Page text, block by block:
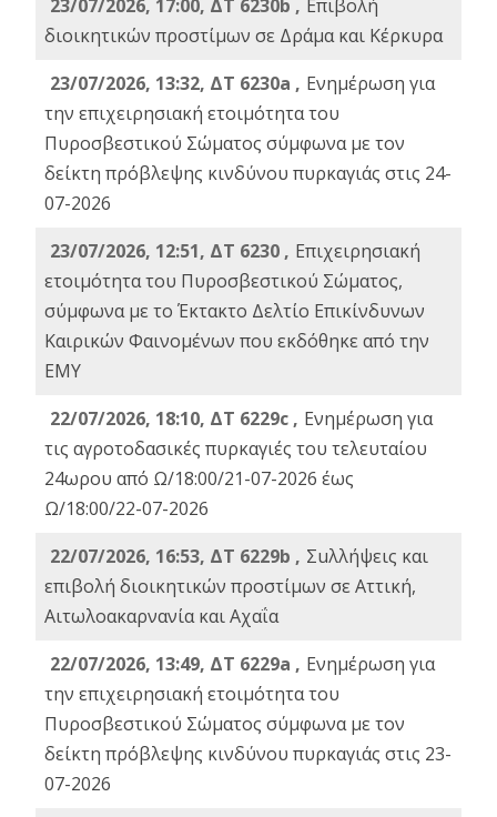
23/07/2026, 17:00, ΔΤ 6230b , Επιβολή
διοικητικών προστίμων σε Δράμα και Κέρκυρα
23/07/2026, 13:32, ΔΤ 6230a , Ενημέρωση για
την επιχειρησιακή ετοιμότητα του
Πυροσβεστικού Σώματος σύμφωνα με τον
δείκτη πρόβλεψης κινδύνου πυρκαγιάς στις 24-
07-2026
23/07/2026, 12:51, ΔΤ 6230 , Επιχειρησιακή
ετοιμότητα του Πυροσβεστικού Σώματος,
σύμφωνα με το Έκτακτο Δελτίο Επικίνδυνων
Καιρικών Φαινομένων που εκδόθηκε από την
ΕΜΥ
22/07/2026, 18:10, ΔΤ 6229c , Ενημέρωση για
τις αγροτοδασικές πυρκαγιές του τελευταίου
24ωρου από Ω/18:00/21-07-2026 έως
Ω/18:00/22-07-2026
22/07/2026, 16:53, ΔΤ 6229b , Σuλλήψεις και
επιβολή διοικητικών προστίμων σε Αττική,
Αιτωλοακαρνανία και Αχαΐα
22/07/2026, 13:49, ΔΤ 6229a , Ενημέρωση για
την επιχειρησιακή ετοιμότητα του
Πυροσβεστικού Σώματος σύμφωνα με τον
δείκτη πρόβλεψης κινδύνου πυρκαγιάς στις 23-
07-2026